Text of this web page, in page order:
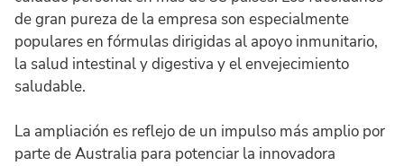
de gran pureza de la empresa son especialmente
populares en fórmulas dirigidas al apoyo inmunitario,
la salud intestinal y digestiva y el envejecimiento
saludable.
La ampliación es reflejo de un impulso más amplio por
parte de Australia para potenciar la innovadora